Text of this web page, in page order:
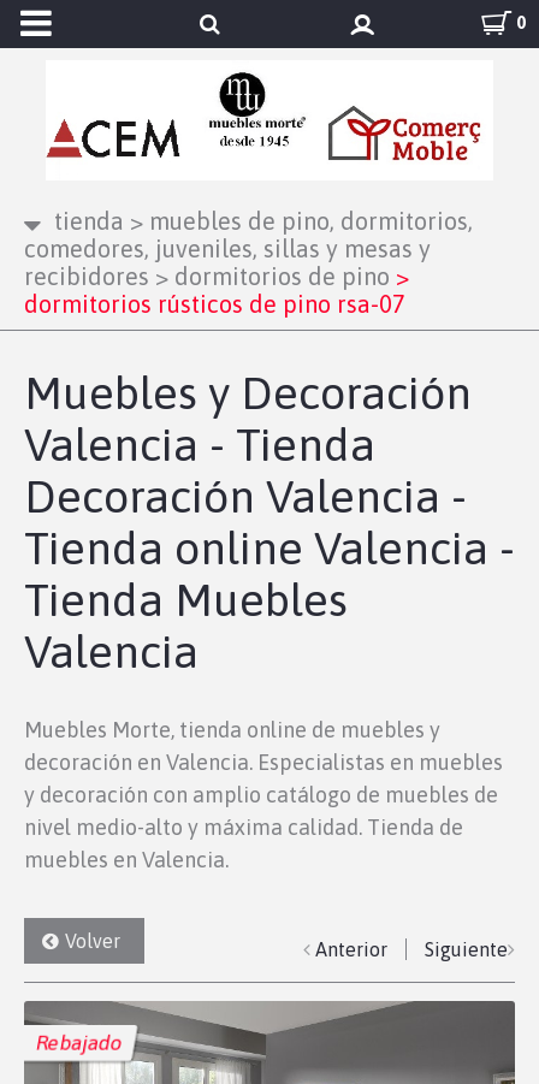
0
tienda > muebles de pino, dormitorios,
comedores, juveniles, sillas y mesas y
recibidores > dormitorios de pino >
dormitorios rústicos de pino rsa-07
Muebles y Decoración
Valencia - Tienda
Decoración Valencia -
Tienda online Valencia -
Tienda Muebles
Valencia
Muebles Morte, tienda online de muebles y
decoración en Valencia. Especialistas en muebles
y decoración con amplio catálogo de muebles de
nivel medio-alto y máxima calidad. Tienda de
muebles en Valencia.
Volver Anterior Siguiente
Rebajado